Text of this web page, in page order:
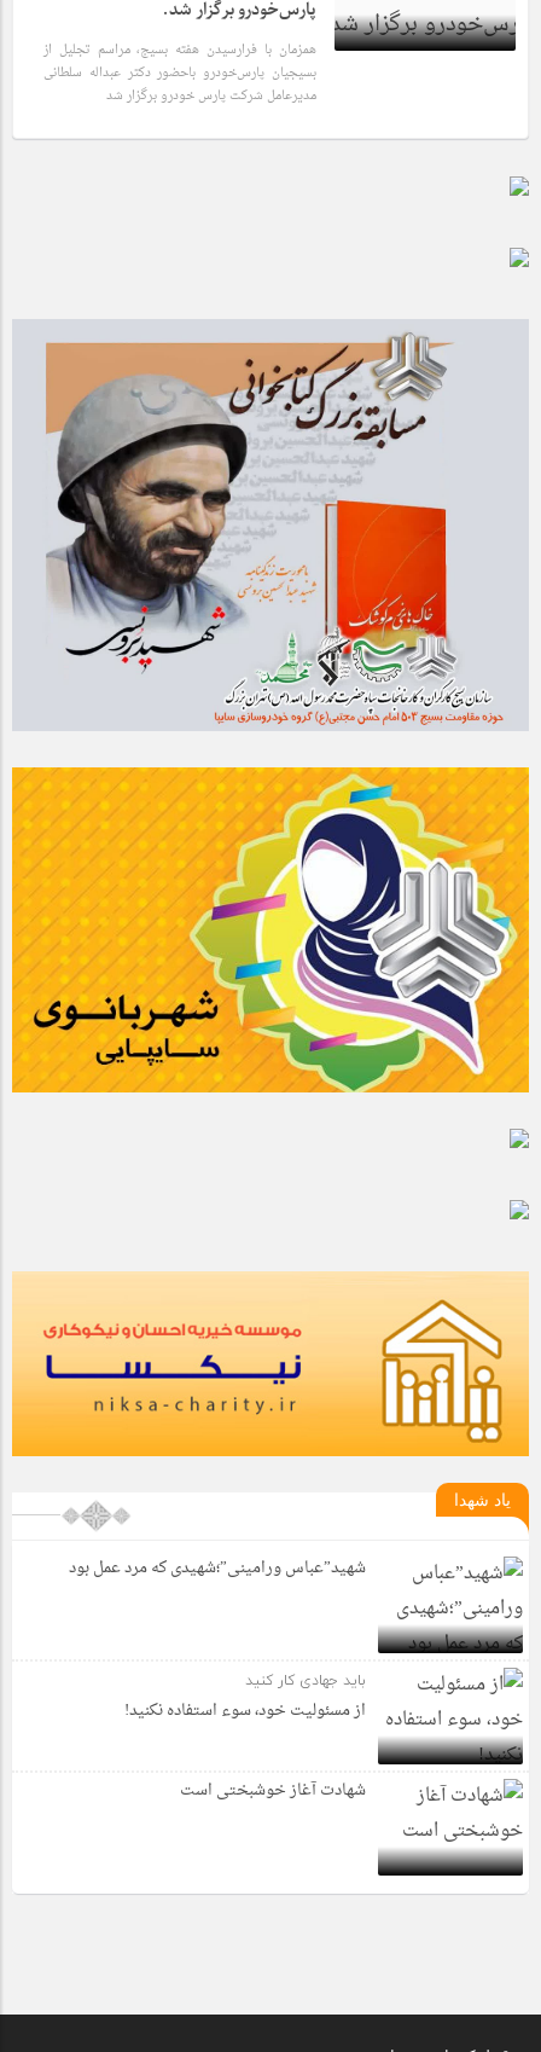
پارس‌خودرو برگزار شد.
همزمان با فرارسیدن هفته بسیج، مراسم تجلیل از
بسیجیان پارس‌خودرو باحضور دکتر عبداله سلطانی
مدیرعامل شرکت پارس خودرو برگزار شد
یاد شهدا
شهید”عباس ورامینی”؛شهیدی که مرد عمل بود
باید جهادی کار کنید
از مسئولیت خود، سوء استفاده نکنید!
شهادت آغاز خوشبختی است